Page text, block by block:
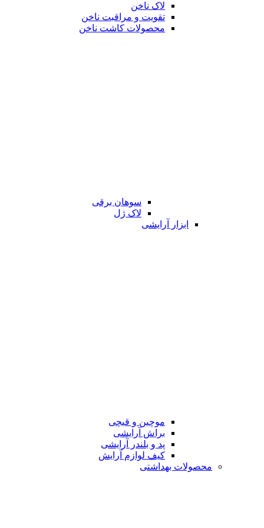
لاک ناخن
تقویت و مراقبت ناخن
محصولات کاشت ناخن
سوهان برقی
لاک ژل
ابزار آرایشی
موچین و قیچی
براش آرایشی
پد و بلندر آرایشی
کیف لوازم آرایش
محصولات بهداشتی